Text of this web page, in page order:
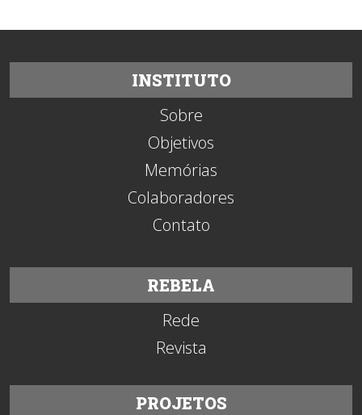
INSTITUTO
Sobre
Objetivos
Memórias
Colaboradores
Contato
REBELA
Rede
Revista
PROJETOS